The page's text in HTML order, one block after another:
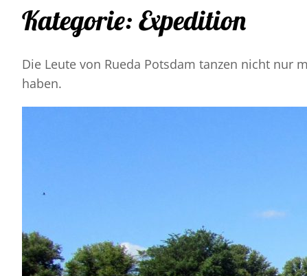
Kategorie: Expedition
Die Leute von Rueda Potsdam tanzen nicht nur
haben.